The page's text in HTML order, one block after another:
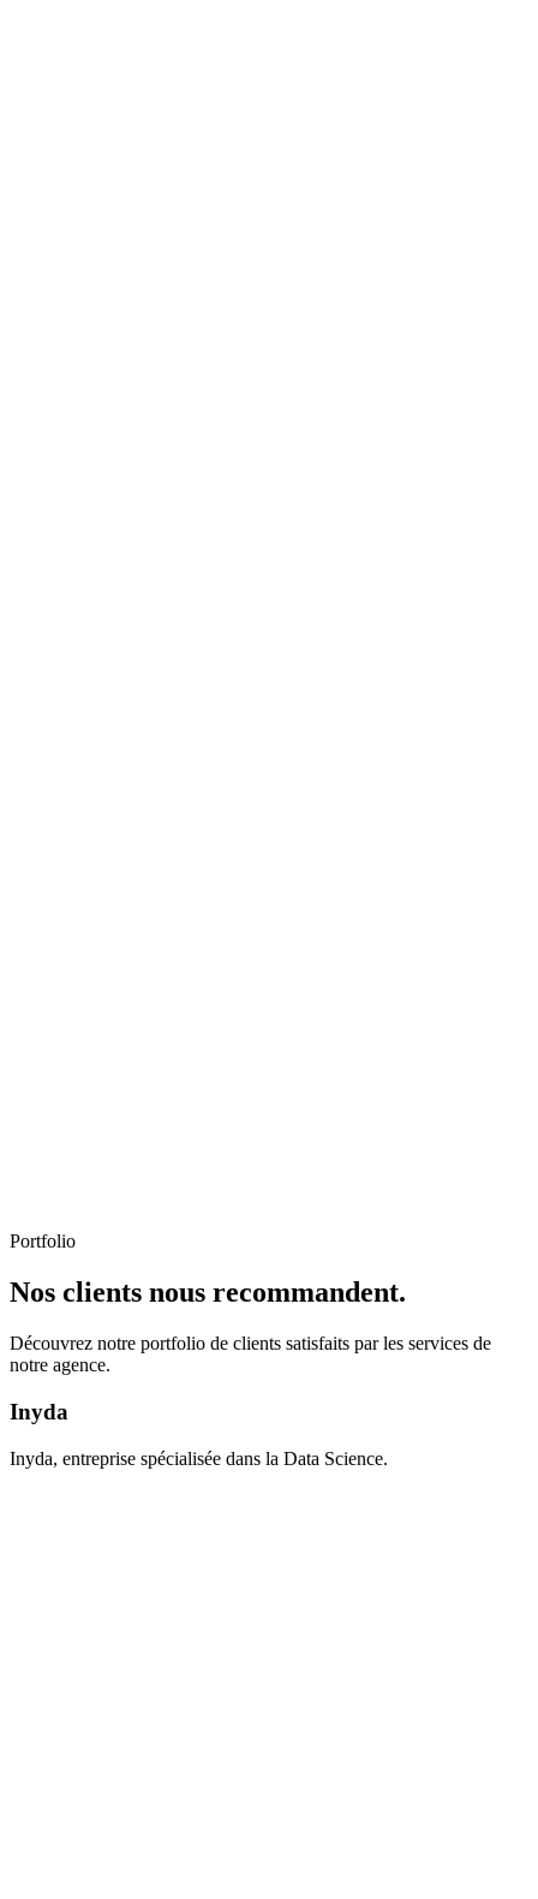
Portfolio
Nos clients nous recommandent.
Découvrez notre portfolio de clients satisfaits par les services de
notre agence.
Inyda
Inyda, entreprise spécialisée dans la Data Science.